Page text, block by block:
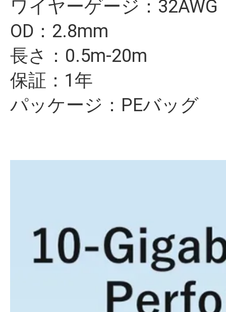
ワイヤーゲージ：32AWG
OD：2.8mm
長さ：0.5m-20m
保証：1年
パッケージ：PEバッグ